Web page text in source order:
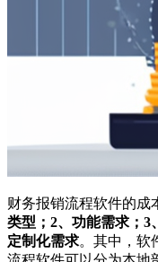
财务报销流程软件的成
类型；2、功能需求；3
定制化需求。其中，软